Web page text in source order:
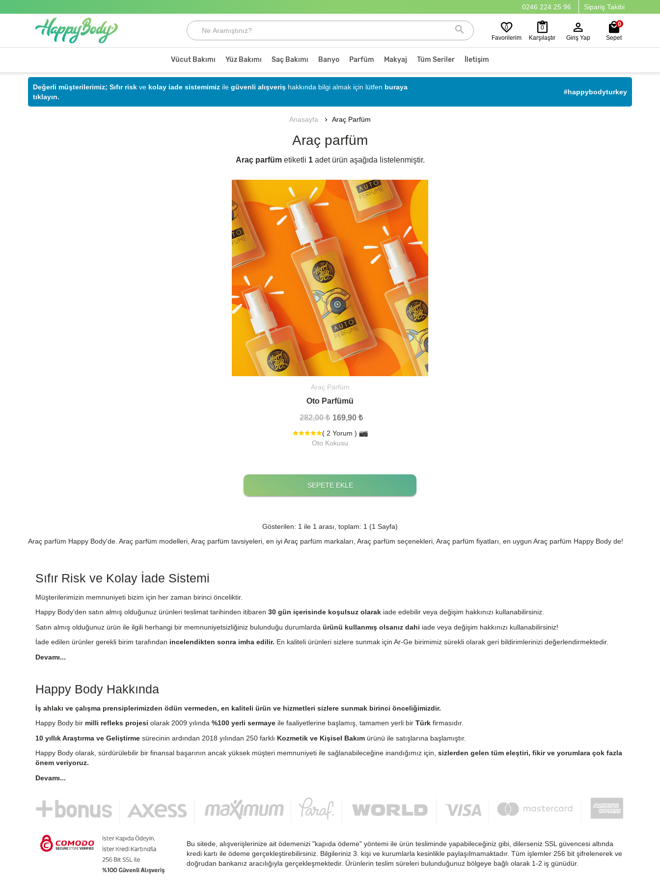
0246 224 25 96 Sipariş Takibi
0
Favorilerim
0
Karşılaştır
Giriş Yap
0
Sepet
Vücut Bakımı Yüz Bakımı Saç Bakımı Banyo Parfüm Makyaj Tüm Seriler İletişim
Değerli müşterilerimiz; Sıfır risk ve kolay iade sistemimiz ile güvenli alışveriş hakkında bilgi almak için lütfen buraya
tıklayın.
#happybodyturkey
Anasayfa Araç Parfüm
Araç parfüm
Araç parfümetiketli 1adet ürün aşağıda listelenmiştir.
Araç Parfüm
Oto Parfümü
282,00 ₺ 169,90 ₺
( 2 Yorum )
Oto Kokusu
SEPETE EKLE
Gösterilen: 1 ile 1 arası, toplam: 1 (1 Sayfa)
Araç parfüm Happy Body'de. Araç parfüm modelleri, Araç parfüm tavsiyeleri, en iyi Araç parfüm markaları, Araç parfüm seçenekleri, Araç parfüm fiyatları, en uygun Araç parfüm Happy Body de!
Sıfır Risk ve Kolay İade Sistemi
Müşterilerimizin memnuniyeti bizim için her zaman birinci önceliktir.
Happy Body'den satın almış olduğunuz ürünleri teslimat tarihinden itibaren 30 gün içerisinde koşulsuz olarak iade edebilir veya değişim hakkınızı kullanabilirsiniz.
Satın almış olduğunuz ürün ile ilgili herhangi bir memnuniyetsizliğiniz bulunduğu durumlarda ürünü kullanmış olsanız dahi iade veya değişim hakkınızı kullanabilirsiniz!
İade edilen ürünler gerekli birim tarafından incelendikten sonra imha edilir. En kaliteli ürünleri sizlere sunmak için Ar-Ge birimimiz sürekli olarak geri bildirimlerinizi değerlendirmektedir.
Devamı...
Happy Body Hakkında
İş ahlakı ve çalışma prensiplerimizden ödün vermeden, en kaliteli ürün ve hizmetleri sizlere sunmak birinci önceliğimizdir.
Happy Body bir milli refleks projesi olarak 2009 yılında %100 yerli sermaye ile faaliyetlerine başlamış, tamamen yerli bir Türk firmasıdır.
10 yıllık Araştırma ve Geliştirme sürecinin ardından 2018 yılından 250 farklı Kozmetik ve Kişisel Bakım ürünü ile satışlarına başlamıştır.
Happy Body olarak, sürdürülebilir bir finansal başarının ancak yüksek müşteri memnuniyeti ile sağlanabileceğine inandığımız için, sizlerden gelen tüm eleştiri, fikir ve yorumlara çok fazla
önem veriyoruz.
Devamı...
Bu sitede, alışverişlerinize ait ödemenizi "kapıda ödeme" yöntemi ile ürün tesliminde yapabileceğiniz gibi, dilerseniz SSL güvencesi altında
kredi kartı ile ödeme gerçekleştirebilirsiniz. Bilgileriniz 3. kişi ve kurumlarla kesinlikle paylaşılmamaktadır. Tüm işlemler 256 bit şifrelenerek ve
doğrudan bankanız aracılığıyla gerçekleşmektedir. Ürünlerin teslim süreleri bulunduğunuz bölgeye bağlı olarak 1-2 iş günüdür.